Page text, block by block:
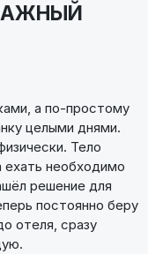
а по-простому
целыми днями.
Тело
ехать необходимо
решение для
постоянно беру
отеля, сразу